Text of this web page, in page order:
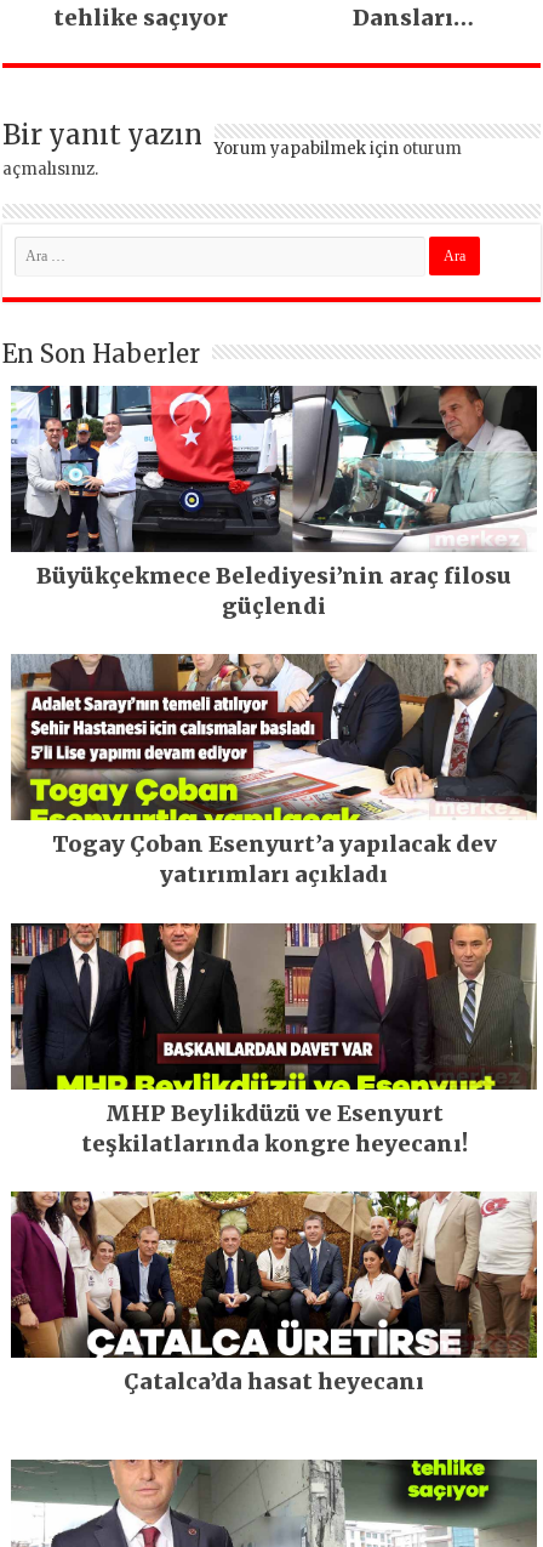
tehlike saçıyor
Dansları
Bir yanıt yazın Yorum yapabilmek için oturum
açmalısınız.
En Son Haberler
Büyükçekmece Belediyesi’nin araç filosu
güçlendi
Togay Çoban Esenyurt’a yapılacak dev
yatırımları açıkladı
MHP Beylikdüzü ve Esenyurt
teşkilatlarında kongre heyecanı!
Çatalca’da hasat heyecanı